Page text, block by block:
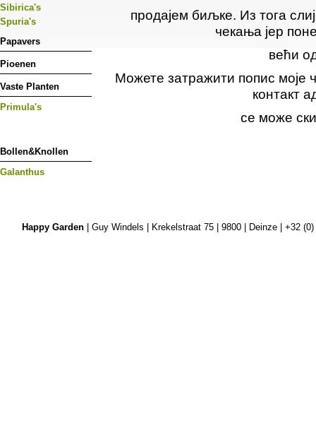
Sibirica's
Spuria's
Papavers
Pioenen
Vaste Planten
Primula's
Bollen&Knollen
Galanthus
продајем биљке. Из тога
чекања јер
већи
Можете затражити попис моје
контакт
се може
Happy Garden| Guy Windels | Krekelstraat 75 | 9800 | Deinze | +32